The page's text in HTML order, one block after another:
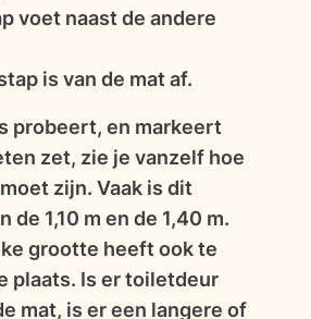
voet naast de andere
is van de mat af.
probeert, en markeert
zet, zie je vanzelf hoe
zijn. Vaak is dit
de 1,10 m en de 1,40 m.
grootte heeft ook te
plaats. Is er toiletdeur
mat, is er een langere of